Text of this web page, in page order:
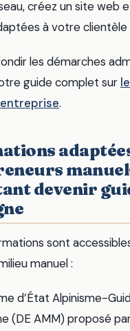
créez un site web
à votre clientèle
les démarches
guide complet sur
.
devenir
sont
manuel :
d’État Alpinisme-
(DE AMM) proposé par